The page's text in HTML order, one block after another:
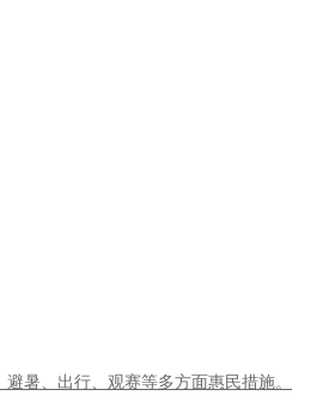
暑、出行、观赛等多方面惠民措施。